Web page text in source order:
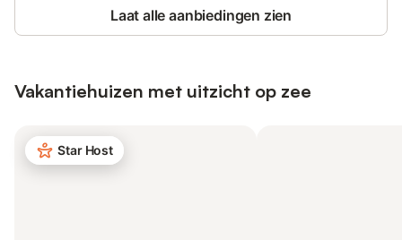
Laat alle aanbiedingen zien
Vakantiehuizen met uitzicht op zee
Star Host